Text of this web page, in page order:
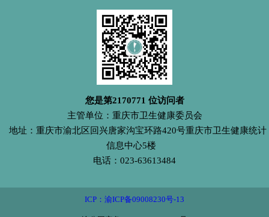
您是第2170771 位访问者
主管单位：重庆市卫生健康委员会
地址：重庆市渝北区回兴唐家沟宝环路420号重庆市卫生健康统计
信息中心5楼
电话：023-63613484
ICP：渝ICP备09008230号-13